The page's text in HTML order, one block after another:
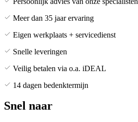
Meer dan 35 jaar ervaring
Eigen werkplaats + servicedienst
Snelle leveringen
Veilig betalen via o.a. iDEAL
14 dagen bedenktermijn
Snel naar